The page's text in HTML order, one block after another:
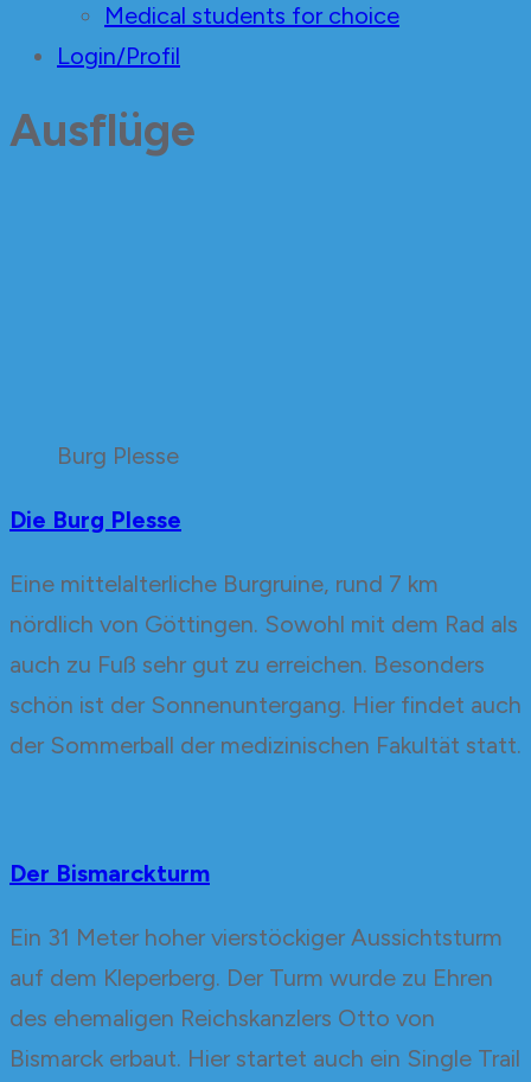
Medical students for choice
Login/Profil
Ausflüge
Burg Plesse
Die Burg Plesse
Eine mittelalterliche Burgruine, rund 7 km
nördlich von Göttingen. Sowohl mit dem Rad als
auch zu Fuß sehr gut zu erreichen. Besonders
schön ist der Sonnenuntergang. Hier findet auch
der Sommerball der medizinischen Fakultät statt.
Der Bismarckturm
Ein 31 Meter hoher vierstöckiger Aussichtsturm
auf dem Kleperberg. Der Turm wurde zu Ehren
des ehemaligen Reichskanzlers Otto von
Bismarck erbaut. Hier startet auch ein Single Trail